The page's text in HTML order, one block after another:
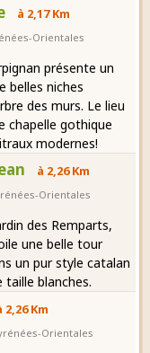
à 2,17 Km
Orientales
présente un
belles niches
des murs. Le lieu
chapelle gothique
modernes!
à 2,26 Km
Orientales
des Remparts,
une belle tour
un pur style catalan
taille blanches.
2,26 Km
Orientales